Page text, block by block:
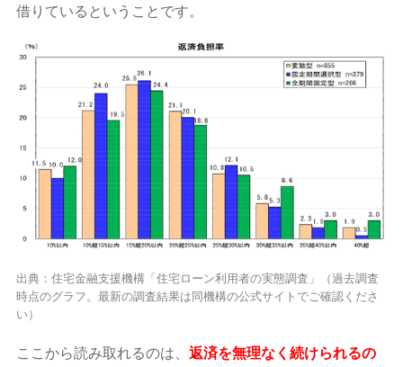
借りているということです。
出典：住宅金融支援機構「住宅ローン利用者の実態調査」（過去調査
時点のグラフ。最新の調査結果は同機構の公式サイトでご確認くださ
い）
ここから読み取れるのは、返済を無理なく続けられるの